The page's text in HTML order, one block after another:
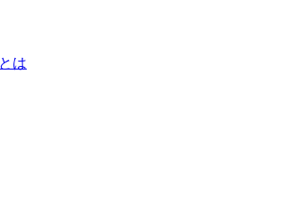
は